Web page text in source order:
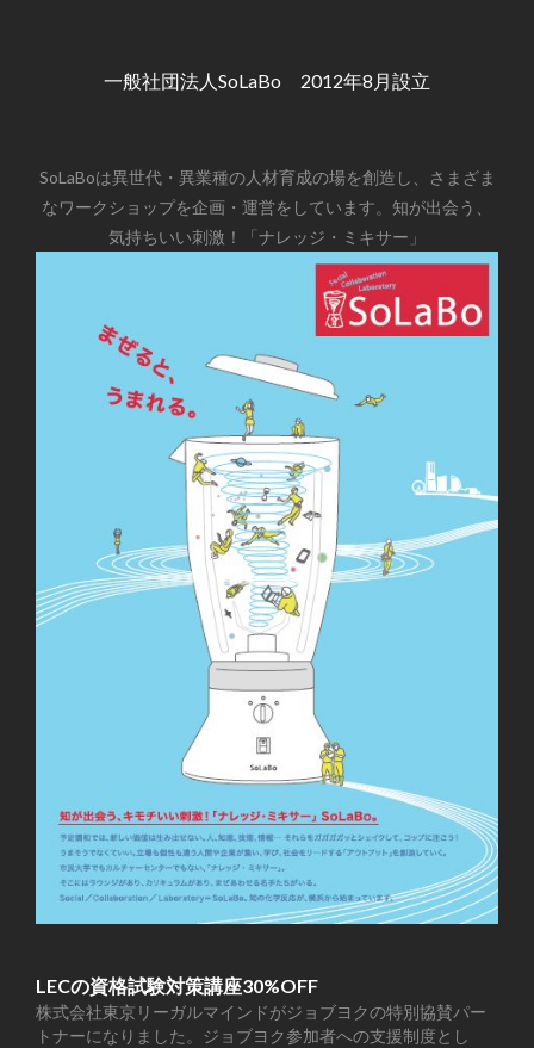
一般社団法人SoLaBo 2012年8月設立
SoLaBoは異世代・異業種の人材育成の場を創造し、さまざま
なワークショップを企画・運営をしています。知が出会う、
気持ちいい刺激！「ナレッジ・ミキサー」
LECの資格試験対策講座30%OFF
株式会社東京リーガルマインドがジョブヨクの特別協賛パー
トナーになりました。ジョブヨク参加者への支援制度とし